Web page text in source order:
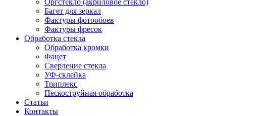
Багет для зеркал
Фактуры фотообоев
Фактуры фресок
Обработка стекла
Обработка кромки
Фацет
Сверление стекла
УФ-склейка
Триплекс
Пескоструйная обработка
Статьи
Контакты